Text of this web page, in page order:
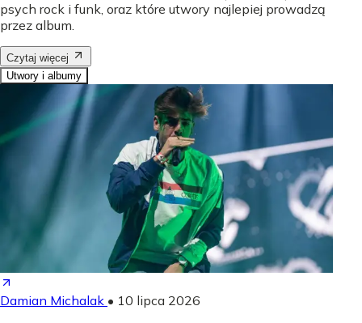
psych rock i funk, oraz które utwory najlepiej prowadzą
przez album.
Czytaj więcej
Utwory i albumy
Damian Michalak • 10 lipca 2026